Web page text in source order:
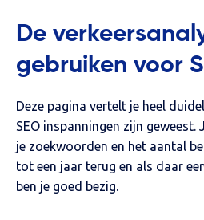
De
gebruiken voor
Deze pagina vertelt je heel
SEO inspanningen zijn geweest.
je zoekwoorden en het aantal
tot een jaar terug en als daar
ben je goed bezig.